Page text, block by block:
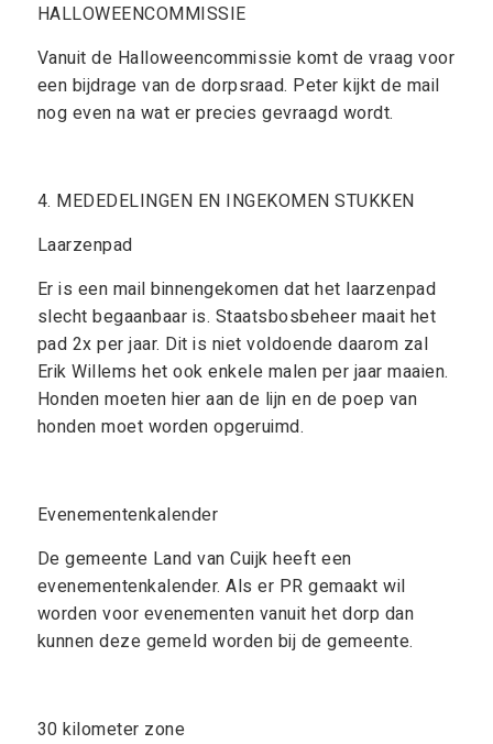
HALLOWEENCOMMISSIE
Vanuit de Halloweencommissie komt de vraag voor
een bijdrage van de dorpsraad. Peter kijkt de mail
nog even na wat er precies gevraagd wordt.
4. MEDEDELINGEN EN INGEKOMEN STUKKEN
Laarzenpad
Er is een mail binnengekomen dat het laarzenpad
slecht begaanbaar is. Staatsbosbeheer maait het
pad 2x per jaar. Dit is niet voldoende daarom zal
Erik Willems het ook enkele malen per jaar maaien.
Honden moeten hier aan de lijn en de poep van
honden moet worden opgeruimd.
Evenementenkalender
De gemeente Land van Cuijk heeft een
evenementenkalender. Als er PR gemaakt wil
worden voor evenementen vanuit het dorp dan
kunnen deze gemeld worden bij de gemeente.
30 kilometer zone